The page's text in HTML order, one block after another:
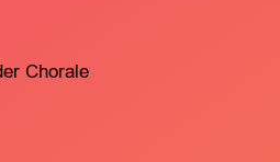
Chorale